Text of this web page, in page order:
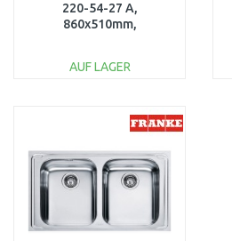
220-54-27 A,
860x510mm,
AUF LAGER